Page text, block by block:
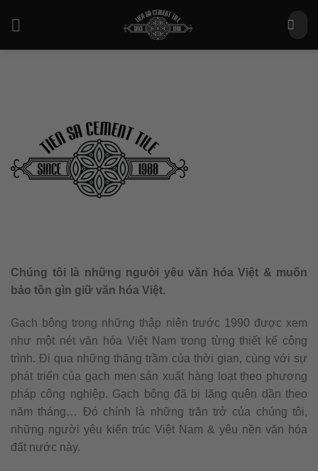
Tìm
kiếm:
Chúng tôi là những người yêu văn hóa Việt & muốn
bảo tồn gìn giữ văn hóa Việt.
Gạch bông trong những thập niên trước 1990 được xem
như một nét văn hóa Việt Nam trong từng thiết kế công
trình. Đi qua những thăng trầm của thời gian, cùng với sự
phát triển của gạch men sản xuất hàng loạt theo phương
pháp công nghiệp. Gạch bông đã bị lãng quên dần theo
năm tháng… Đó chính là những trăn trở của chúng tôi,
những người yêu kiến trúc Việt Nam & yêu nền văn hóa
đất nước này.